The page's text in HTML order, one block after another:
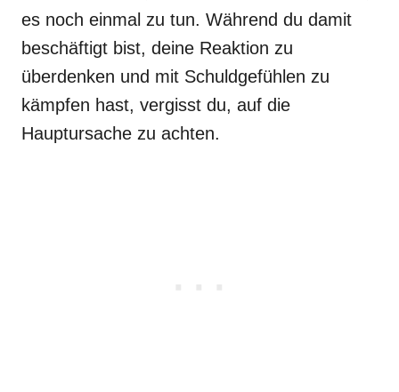
es noch einmal zu tun. Während du damit
beschäftigt bist, deine Reaktion zu
überdenken und mit Schuldgefühlen zu
kämpfen hast, vergisst du, auf die
Hauptursache zu achten.